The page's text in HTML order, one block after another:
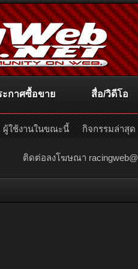
ติดต่อลงโฆษณา
ะกาศซื้อขาย สื่อ/วิดีโอ
ผู้ใช้งานในขณะนี้ กิจกรรมล่าสุด